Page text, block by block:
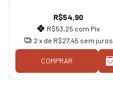
R$54,90
R$53,25 com Pix
2 x de R$27,45 sem juros
COMPRAR